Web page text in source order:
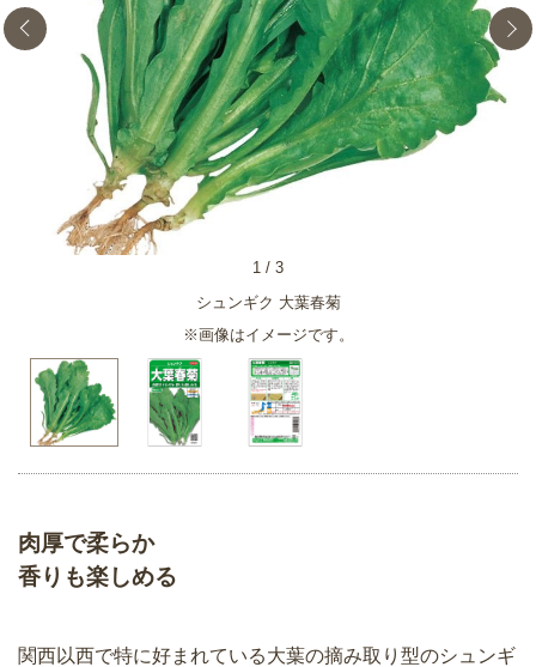
シュンギク 大葉春菊
※画像はイメージです。
1 / 3
肉厚で柔らか
香りも楽しめる
関西以西で特に好まれている大葉の摘み取り型のシュンギ